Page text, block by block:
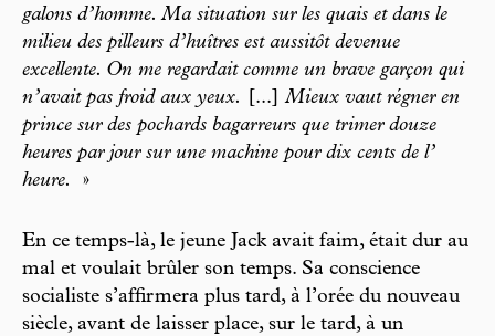
galons d’homme. Ma situation sur les quais et dans le
milieu des pilleurs d’huîtres est aussitôt devenue
excellente. On me regardait comme un brave garçon qui
n’avait pas froid aux yeux.
[...]Mieux vaut régner en
prince sur des pochards bagarreurs que trimer douze
heures par jour sur une machine pour dix cents de l’
heure.
»
En ce temps-là, le jeune Jack avait faim, était dur au
mal et voulait brûler son temps. Sa conscience
socialiste s’affirmera plus tard, à l’orée du nouveau
siècle, avant de laisser place, sur le tard, à un